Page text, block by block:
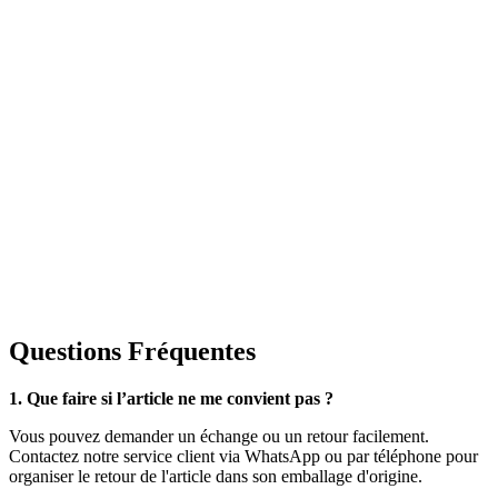
Questions Fréquentes
1. Que faire si l’article ne me convient pas ?
Vous pouvez demander un échange ou un retour facilement.
Contactez notre service client via WhatsApp ou par téléphone pour
organiser le retour de l'article dans son emballage d'origine.